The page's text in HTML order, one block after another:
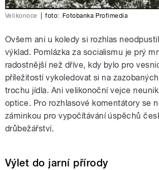
Velikonoce foto: Fotobanka Profimedia
Ovšem ani u koledy si rozhlas
výklad. Pomlázka za socialismu je prý
radostnější než dříve, kdy bylo pro
příležitostí vykoledovat si na
trochu jídla. Ani velikonoční vejce
optice. Pro rozhlasové komentátory se
záminkou pro vypočítávání úspěchů
drůbežářství.
Výlet do jarní přírody